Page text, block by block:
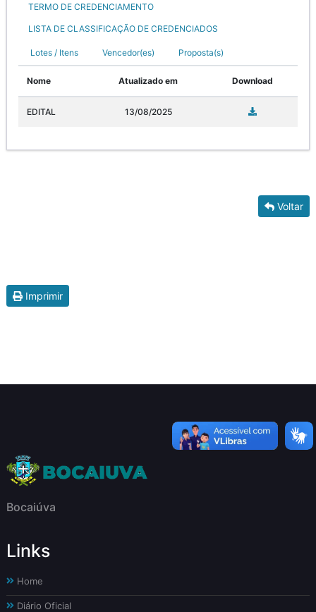
TERMO DE CREDENCIAMENTO
LISTA DE CLASSIFICAÇÃO DE CREDENCIADOS
Lotes / Itens Vencedor(es) Proposta(s)
Nome Atualizado em Download
EDITAL 13/08/2025
Voltar
Imprimir
Bocaiúva
Links
Home
Diário Oficial